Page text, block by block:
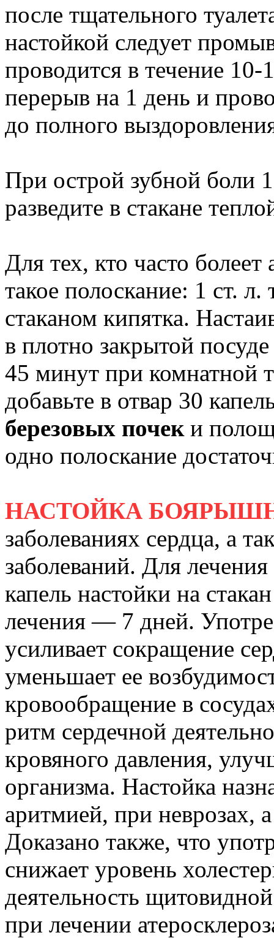
после тщательного
настойкой следует
проводится в течение 10-
перерыв на 1 день и
до полного
При острой зубной боли
разведите в стакане
Для тех, кто часто
такое полоскание: 1 ст. л.
стаканом кипятка.
в плотно закрытой
45 минут при комнатной
добавьте в отвар 30
березовых почек и
одно полоскание
НАСТОЙКА
заболеваниях сердца, а
заболеваний. Для
капель настойки на
лечения — 7 дней.
усиливает сокращение
уменьшает ее
кровообращение в
ритм сердечной
кровяного давления,
организма. Настойка
аритмией, при неврозах,
Доказано также, что
снижает уровень
деятельность
при лечении